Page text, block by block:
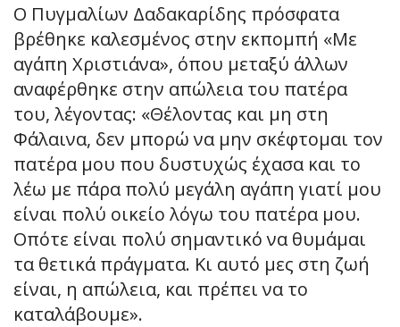
Ο Πυγμαλίων Δαδακαρίδης πρόσφατα
βρέθηκε καλεσμένος στην εκπομπή «Με
αγάπη Χριστιάνα», όπου μεταξύ άλλων
αναφέρθηκε στην απώλεια του πατέρα
του, λέγοντας: «Θέλοντας και μη στη
Φάλαινα, δεν μπορώ να μην σκέφτομαι τον
πατέρα μου που δυστυχώς έχασα και το
λέω με πάρα πολύ μεγάλη αγάπη γιατί μου
είναι πολύ οικείο λόγω του πατέρα μου.
Οπότε είναι πολύ σημαντικό να θυμάμαι
τα θετικά πράγματα. Κι αυτό μες στη ζωή
είναι, η απώλεια, και πρέπει να το
καταλάβουμε».